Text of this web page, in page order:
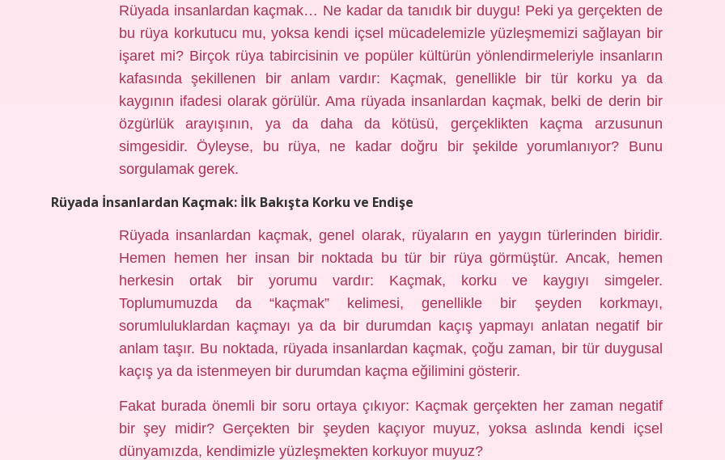
Rüyada insanlardan kaçmak… Ne kadar da tanıdık bir duygu! Peki ya gerçekten de
bu rüya korkutucu mu, yoksa kendi içsel mücadelemizle yüzleşmemizi sağlayan bir
işaret mi? Birçok rüya tabircisinin ve popüler kültürün yönlendirmeleriyle insanların
kafasında şekillenen bir anlam vardır: Kaçmak, genellikle bir tür korku ya da
kaygının ifadesi olarak görülür. Ama rüyada insanlardan kaçmak, belki de derin bir
özgürlük arayışının, ya da daha da kötüsü, gerçeklikten kaçma arzusunun
simgesidir. Öyleyse, bu rüya, ne kadar doğru bir şekilde yorumlanıyor? Bunu
sorgulamak gerek.
Rüyada İnsanlardan Kaçmak: İlk Bakışta Korku ve Endişe
Rüyada insanlardan kaçmak, genel olarak, rüyaların en yaygın türlerinden biridir.
Hemen hemen her insan bir noktada bu tür bir rüya görmüştür. Ancak, hemen
herkesin ortak bir yorumu vardır: Kaçmak, korku ve kaygıyı simgeler.
Toplumumuzda da “kaçmak” kelimesi, genellikle bir şeyden korkmayı,
sorumluluklardan kaçmayı ya da bir durumdan kaçış yapmayı anlatan negatif bir
anlam taşır. Bu noktada, rüyada insanlardan kaçmak, çoğu zaman, bir tür duygusal
kaçış ya da istenmeyen bir durumdan kaçma eğilimini gösterir.
Fakat burada önemli bir soru ortaya çıkıyor: Kaçmak gerçekten her zaman negatif
bir şey midir? Gerçekten bir şeyden kaçıyor muyuz, yoksa aslında kendi içsel
dünyamızda, kendimizle yüzleşmekten korkuyor muyuz?